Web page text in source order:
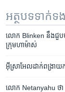
អត្ថបទ​ទាក់ទង
លោក Blinken ​នឹង​ជួប​ម
ក្រុម​ហាម៉ាស់
អ៊ីស្រាអែល​ដាក់​ពង្រា
លោក Netanyahu ថា